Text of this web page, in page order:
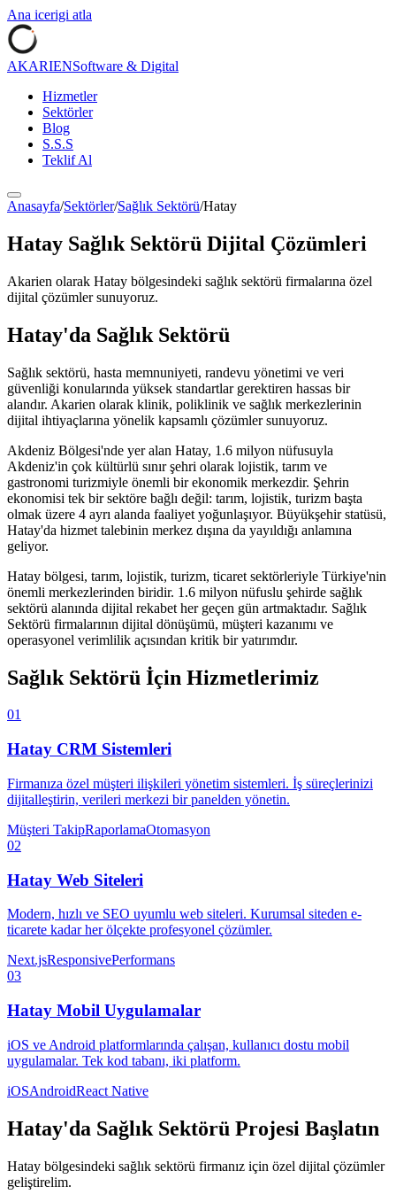
Ana icerigi atla
AKARIENSoftware & Digital
Hizmetler
Sektörler
Blog
S.S.S
Teklif Al
Anasayfa/Sektörler/Sağlık Sektörü/Hatay
Hatay Sağlık Sektörü Dijital Çözümleri
Akarien olarak Hatay bölgesindeki sağlık sektörü firmalarına özel
dijital çözümler sunuyoruz.
Hatay'da Sağlık Sektörü
Sağlık sektörü, hasta memnuniyeti, randevu yönetimi ve veri
güvenliği konularında yüksek standartlar gerektiren hassas bir
alandır. Akarien olarak klinik, poliklinik ve sağlık merkezlerinin
dijital ihtiyaçlarına yönelik kapsamlı çözümler sunuyoruz.
Akdeniz Bölgesi'nde yer alan Hatay, 1.6 milyon nüfusuyla
Akdeniz'in çok kültürlü sınır şehri olarak lojistik, tarım ve
gastronomi turizmiyle önemli bir ekonomik merkezdir. Şehrin
ekonomisi tek bir sektöre bağlı değil: tarım, lojistik, turizm başta
olmak üzere 4 ayrı alanda faaliyet yoğunlaşıyor. Büyükşehir statüsü,
Hatay'da hizmet talebinin merkez dışına da yayıldığı anlamına
geliyor.
Hatay bölgesi, tarım, lojistik, turizm, ticaret sektörleriyle Türkiye'nin
önemli merkezlerinden biridir. 1.6 milyon nüfuslu şehirde sağlık
sektörü alanında dijital rekabet her geçen gün artmaktadır. Sağlık
Sektörü firmalarının dijital dönüşümü, müşteri kazanımı ve
operasyonel verimlilik açısından kritik bir yatırımdır.
Sağlık Sektörü İçin Hizmetlerimiz
01
Hatay CRM Sistemleri
Firmanıza özel müşteri ilişkileri yönetim sistemleri. İş süreçlerinizi
dijitalleştirin, verileri merkezi bir panelden yönetin.
Müşteri TakipRaporlamaOtomasyon
02
Hatay Web Siteleri
Modern, hızlı ve SEO uyumlu web siteleri. Kurumsal siteden e-
ticarete kadar her ölçekte profesyonel çözümler.
Next.jsResponsivePerformans
03
Hatay Mobil Uygulamalar
iOS ve Android platformlarında çalışan, kullanıcı dostu mobil
uygulamalar. Tek kod tabanı, iki platform.
iOSAndroidReact Native
Hatay'da Sağlık Sektörü Projesi Başlatın
Hatay bölgesindeki sağlık sektörü firmanız için özel dijital çözümler
geliştirelim.